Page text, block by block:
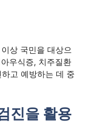
상 국민을 대상으
우식증, 치주질환
고 예방하는 데 중
진을 활용